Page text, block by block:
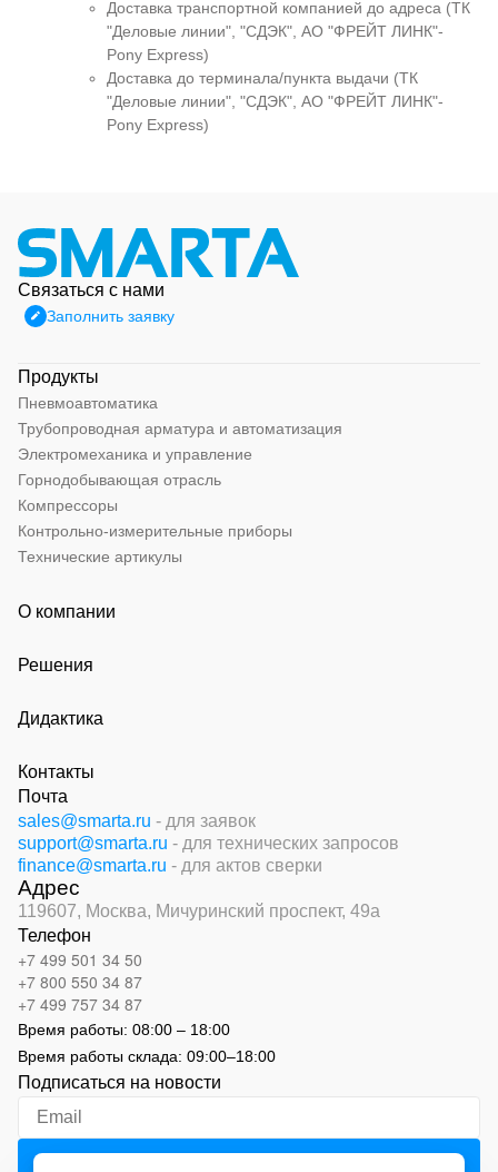
Доставка транспортной компанией до адреса (ТК
"Деловые линии", "СДЭК", АО "ФРЕЙТ ЛИНК"-
Pony Express)
Доставка до терминала/пункта выдачи (ТК
"Деловые линии", "СДЭК", АО "ФРЕЙТ ЛИНК"-
Pony Express)
Связаться с нами
Заполнить заявку
Продукты
Пневмоавтоматика
Трубопроводная арматура и автоматизация
Электромеханика и управление
Горнодобывающая отрасль
Компрессоры
Контрольно-измерительные приборы
Технические артикулы
О компании
Решения
Дидактика
Контакты
Почта
sales@smarta.ru - для заявок
support@smarta.ru - для технических запросов
finance@smarta.ru - для актов сверки
Адрес
119607, Москва, Мичуринский проспект, 49а
Телефон
+7 499 501 34 50
+7 800 550 34 87
+7 499 757 34 87
Время работы: 08:00 – 18:00
Время работы склада: 09:00–18:00
Подписаться на новости